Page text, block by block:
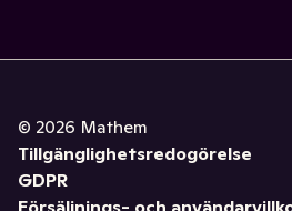
© 2026 Mathem
Tillgänglighetsredogörelse
GDPR
Försäljnings- och